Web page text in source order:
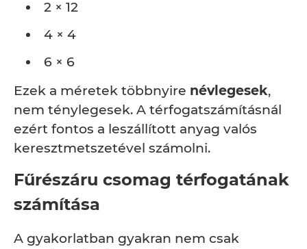
2 × 12
4 × 4
6 × 6
Ezek a méretek többnyire névlegesek,
nem ténylegesek. A térfogatszámításnál
ezért fontos a leszállított anyag valós
keresztmetszetével számolni.
Fűrészáru csomag térfogatának
számítása
A gyakorlatban gyakran nem csak